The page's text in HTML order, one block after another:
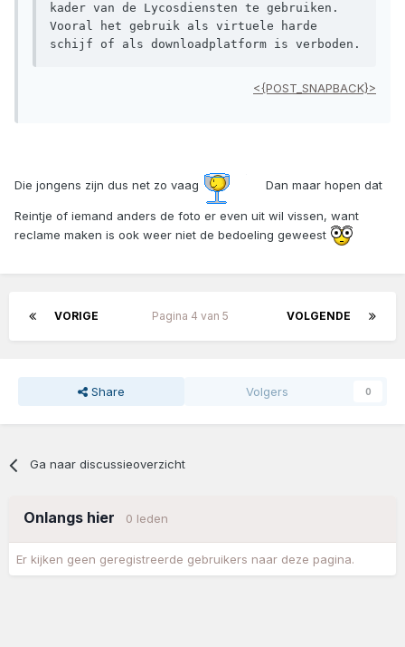
kader van de Lycosdiensten te gebruiken.
Vooral het gebruik als virtuele harde
schijf of als downloadplatform is verboden.
<{POST_SNAPBACK}>
Die jongens zijn dus net zo vaag Dan maar hopen dat
Reintje of iemand anders de foto er even uit wil vissen, want
reclame maken is ook weer niet de bedoeling geweest
VORIGE VOLGENDE
Pagina 4 van 5
Share Volgers 0
Ga naar discussieoverzicht
Onlangs hier 0 leden
Er kijken geen geregistreerde gebruikers naar deze pagina.